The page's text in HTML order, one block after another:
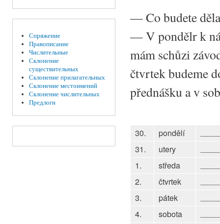
Спряжение
Правописание
Числительные
Склонение
существительных
Склонение прилагательных
Склонение местоимений
Склонение числительных
Предлоги
—Co budete
—V pondělr k
mám schůzi
čtvrtek budeme
přednášku a v
30. pondělí
31. utery
1. středa
2. čtvrtek
3. pátek
4. sobota